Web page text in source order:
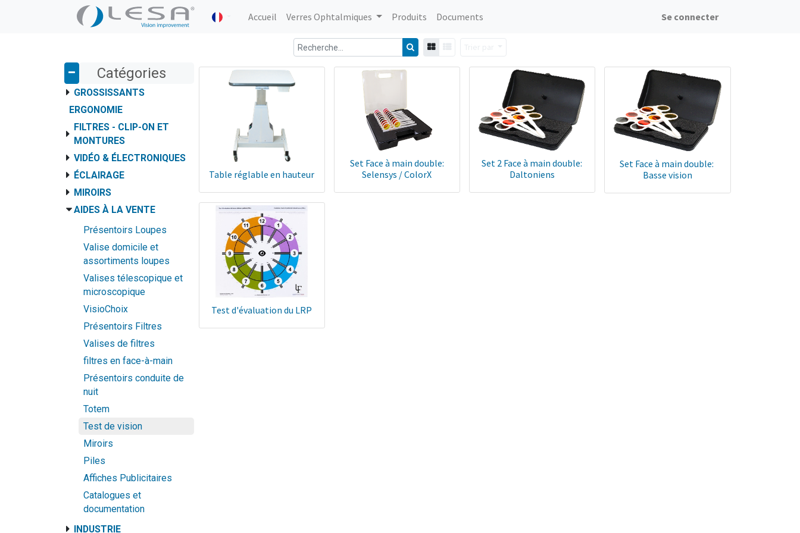
Accueil Verres Ophtalmiques Produits Documents Se connecter
Catégories
GROSSISSANTS
ERGONOMIE
FILTRES - CLIP-ON ET
MONTURES
VIDÉO & ÉLECTRONIQUES
ÉCLAIRAGE
MIROIRS
AIDES À LA VENTE
Présentoirs Loupes
Valise domicile et
assortiments loupes
Valises télescopique et
microscopique
VisioChoix
Présentoirs Filtres
Valises de filtres
filtres en face-à-main
Présentoirs conduite de
nuit
Totem
Test de vision
Miroirs
Piles
Affiches Publicitaires
Catalogues et
documentation
INDUSTRIE
Table réglable en hauteur
Set Face à main double:
Selensys / ColorX
Set 2 Face à main double:
Daltoniens
Set Face à main double:
Basse vision
Test d'évaluation du LRP